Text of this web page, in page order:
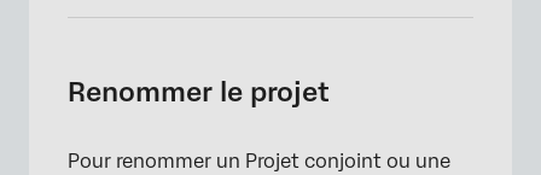
Renommer le projet
Pour renommer un Projet conjoint ou une